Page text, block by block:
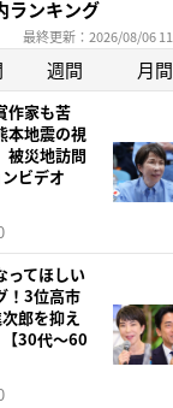
ランキング
最終更新：2026/08/06
週間 月間
作家も苦
地震の視
被災地訪問
ビデオ
ってほしい
！3位高市
郎を抑え
30代〜60